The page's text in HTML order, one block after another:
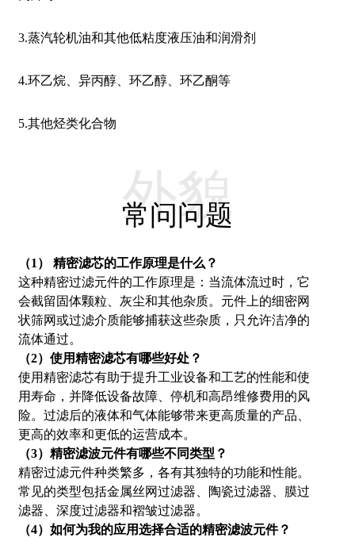
3.蒸汽轮机油和其他低粘度液压油和润滑剂
4.环乙烷、异丙醇、环乙醇、环乙酮等
5.其他烃类化合物
常问问题
外貌
（1 ） 精密滤芯的工作原理是什么？
这种精密过滤元件的工作原理是：当流体流过时，它
会截留固体颗粒、灰尘和其他杂质。元件上的细密网
状筛网或过滤介质能够捕获这些杂质，只允许洁净的
流体通过。
（2） 使用精密滤芯有哪些好处？
使用精密滤芯有助于提升工业设备和工艺的性能和使
用寿命，并降低设备故障、停机和高昂维修费用的风
险。过滤后的液体和气体能够带来更高质量的产品、
更高的效率和更低的运营成本。
（3） 精密滤波元件有哪些不同类型？
精密过滤元件种类繁多，各有其独特的功能和性能。
常见的类型包括金属丝网过滤器、陶瓷过滤器、膜过
滤器、深度过滤器和褶皱过滤器。
（4） 如何为我的应用选择合适的精密滤波元件？